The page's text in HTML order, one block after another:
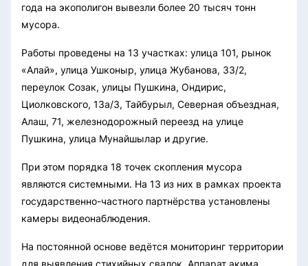
года на экополигон вывезли более 20 тысяч тонн
мусора.
Работы проведены на 13 участках: улица 101, рынок
«Алай», улица Ушконыр, улица Жубанова, 33/2,
переулок Созак, улицы Пушкина, Ондирис,
Циолковского, 13а/3, Тайбурыл, Северная объездная,
Алаш, 71, железнодорожный переезд на улице
Пушкина, улица Мунайшылар и другие.
При этом порядка 18 точек скопления мусора
являются системными. На 13 из них в рамках проекта
государственно-частного партнёрства установлены
камеры видеонаблюдения.
На постоянной основе ведётся мониторинг территории